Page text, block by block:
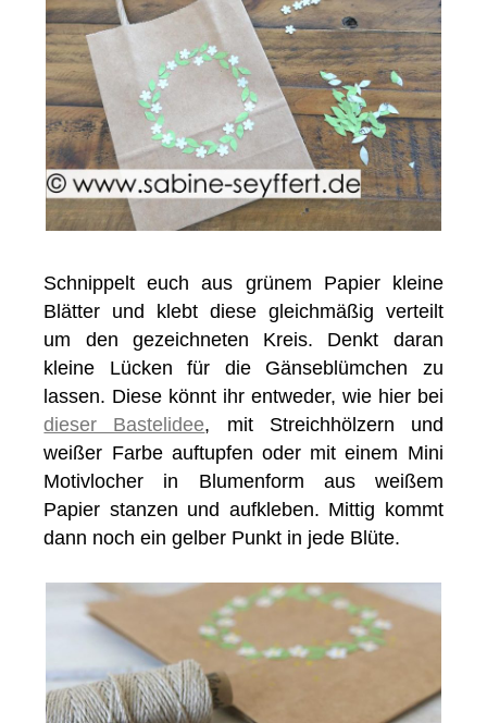
Schnippelt euch aus grünem Papier kleine
Blätter und klebt diese gleichmäßig verteilt
um den gezeichneten Kreis. Denkt daran
kleine Lücken für die Gänseblümchen zu
lassen. Diese könnt ihr entweder, wie hier bei
dieser Bastelidee, mit Streichhölzern und
weißer Farbe auftupfen oder mit einem Mini
Motivlocher in Blumenform aus weißem
Papier stanzen und aufkleben. Mittig kommt
dann noch ein gelber Punkt in jede Blüte.